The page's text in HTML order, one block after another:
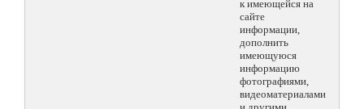
к имеющейся на
сайте
информации,
дополнить
имеющуюся
информацию
фотографиями,
видеоматериалами